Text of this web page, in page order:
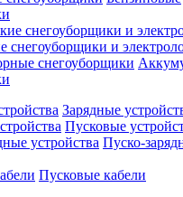
снегоуборщики и
Зарядные
Пусковые
Пуско-
Пусковые кабели